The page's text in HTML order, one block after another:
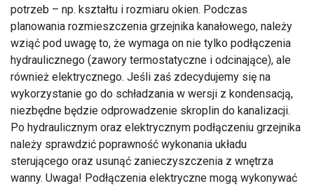
potrzeb – np. kształtu i rozmiaru okien. Podczas
planowania rozmieszczenia grzejnika kanałowego, należy
wziąć pod uwagę to, że wymaga on nie tylko podłączenia
hydraulicznego (zawory termostatyczne i odcinające), ale
również elektrycznego. Jeśli zaś zdecydujemy się na
wykorzystanie go do schładzania w wersji z kondensacją,
niezbędne będzie odprowadzenie skroplin do kanalizacji.
Po hydraulicznym oraz elektrycznym podłączeniu grzejnika
należy sprawdzić poprawność wykonania układu
sterującego oraz usunąć zanieczyszczenia z wnętrza
wanny. Uwaga! Podłączenia elektryczne mogą wykonywać